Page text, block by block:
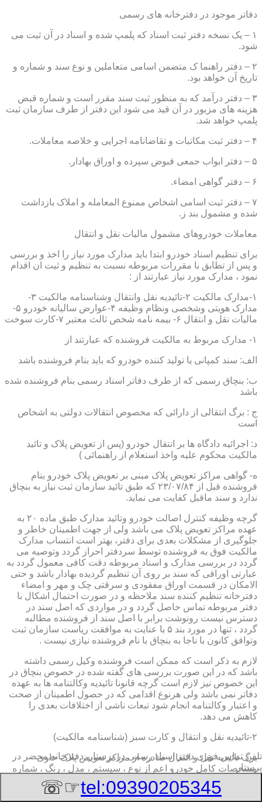
دفاتر موجود در دفترخانه های رسمی
۱ – یک نسخه دفتر ثبت اسناد که پلمپ شده و اسناد در آن ثبت می
شود.
۲ – دفتر راهنما ک متضمن اسامی متعاملین و نوع سند و شماره و
تاریخ آن خواهد بود.
۳ – دفتر درآمد که به منظور ثبت سند مقرر است و شماره قبض
هزینه های مزبور در آن قید می شود این دفتر از طرف سازمان ثبت
پلمپ خواهد شد.
۴ – دفتر ثبت مکاتبات و تقاضانامه اجرایی و خلاصه معاملات.
۵ – دفتر ابواب جمعی قبوض سپرده و اوراق بهادار.
۶ – دفتر گواهی امضاء.
۷ – دفتر ثبت اسامی اشخاص ممنوع المعامله و املاک بازداشت
شده و مشمول بند ز.
معاملات خودروهای مشمول مالیات نقل و انتقال
برای تنظیم اسناد خودرو ابتدا باید مدارک مورد نیاز را اخذ و بررسی
و پس از تطابق با مقررات مربوطه نسبت به تنظیم و ثبت ان اقدام
نمود ، مدارک مورد نیاز عبارتند از :
۱-مدارک مالکیت ۲-تائیدیه نقل وانتقال وشناسنامه مالکیت ۳-
مدارک هویتی وشخصی ونظام وظیفه ۴-عوارض سالیانه خودرو ۵-
مالیات نقل و انتقال ۶- بیمه نامه شخص ثالث معتبر ۷-کارت سوخت
۱- مدارک مربوط به مالکیت فروشنده که عبارتند از
الف: سند کمپانی یا تولید کننده خودرو که باید بنام فروشنده باشد
ب: بنچاق رسمی که از طرف دفاتر اسناد رسمی بنام فروشنده شده
باشد
ج : برگ انتقالی از دارائی که مخصوص انتقالات دولتی به اشخاص
است
د: اجرائیه دادگاه ها بر انتقال خودرو (پس از تعویض پلاک و تائید
مالکیت محکوم علیه واخذ استعلام از راهنمائی )
ه- گواهی مراکز تعویض پلاک مبنی بر تعویض پلاک خودرو بنام
فروشنده قبل از ۲۳/۰۷/۸۴ که طبق تائید سازمان ثبت نیاز به بنچاق
ندارد و سند ماقبل کفایت می نماید.
گرچه وظیفه کنترل اصالت خودرو وتائید مدارک طبق ماده ۲۰ به
عهده مراکز تعویض پلاک می باشد ولی از جهت اطمینان خاطر و
جلوگیری از مشکلات بعدی برای دفتر، بهتر است انتساب مدارک
مالکیت فوق به فروشنده توسط سردفتر احراز گردد وتوصیه می
گردد در بررسی مدارک و اسناد مربوطه دقت کافی معمول گردد به
عبارتی اوراقی که سند بر روی آن تنظیم گردیده بهادار باشد و حتی
الامکان در قسمت اوراق مفقودی و سرقتی چک و مهر و امضاء
دفترخانه تنظیم کننده سند ملاحظه و در صورت احتمال اشکال با
دفتر مربوطه تماس حاصل گردد و در مواردی که اصل سند در
دسترس نیست رونوشت برابر با اصل سند از فروشنده مطالبه
گردد ، تنها در مورد بند ۵ با عنایت به موافقت ریاست سازمان ثبت
وتوافق کانون با ناجا به بنچاق با نام فروشنده نیازی نیست .
لازم به ذکر است که ممکن است فروشنده وکیل رسمی داشته
باشد که در این صورت بررسی های گفته شده در خصوص بنچاق در
این خصوص نیز لازم است گرچه قانونا تائیدیه وکالتنامه ها به عهده
دفاتر نمی باشد ولی هرنوع اقدامی که در حصول اطمینان از صحت
و اعتبار وکالتنامه انجام شود تبعات ناشی از اختلافات بعدی را
کاهش می دهد.
۲-تائیدیه نقل و انتقال و کارت سبز (شناسنامه مالکیت)
برگ تائیدیه نقل و انتقال صادره از مراکز تعویض پلاک حاوی
مشخصات کامل خودرو اعم از نوع ، سیستم ، مدل ، رنگ ، شماره
صدر صفحه و مشخصات فروشنده و خریدار اعم از مشخصات
تلفن تماس فوریدفتر اسناد رسمی در پرستار, دفترخانه,محضر در
پرستار
tel:09390205345
☞☏